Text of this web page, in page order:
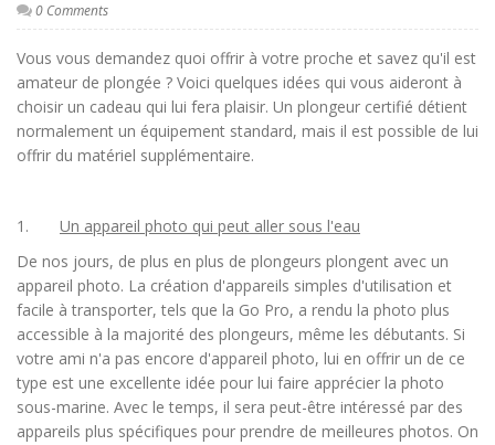
0 Comments
Vous vous demandez quoi offrir à votre proche et savez qu'il est
amateur de plongée ? Voici quelques idées qui vous aideront à
choisir un cadeau qui lui fera plaisir. Un plongeur certifié détient
normalement un équipement standard, mais il est possible de lui
offrir du matériel supplémentaire.
1. Un appareil photo qui peut aller sous l'eau
De nos jours, de plus en plus de plongeurs plongent avec un
appareil photo. La création d'appareils simples d'utilisation et
facile à transporter, tels que la Go Pro, a rendu la photo plus
accessible à la majorité des plongeurs, même les débutants. Si
votre ami n'a pas encore d'appareil photo, lui en offrir un de ce
type est une excellente idée pour lui faire apprécier la photo
sous-marine. Avec le temps, il sera peut-être intéressé par des
appareils plus spécifiques pour prendre de meilleures photos. On